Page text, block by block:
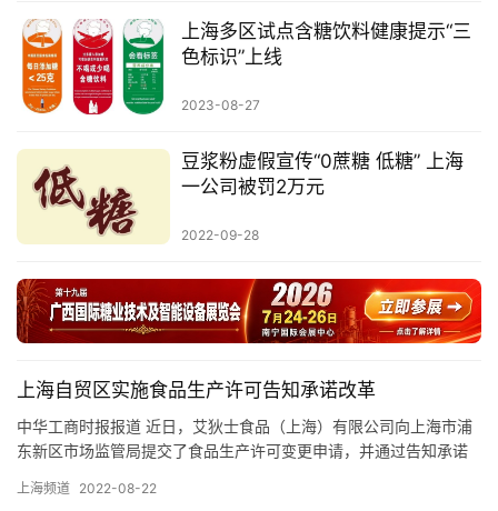
题
地
道
产
业
链
产
销
运
上海多区试点含糖饮料健康提示“三
色标识”上线
2023-08-27
豆浆粉虚假宣传“0蔗糖 低糖” 上海
一公司被罚2万元
2022-09-28
上海自贸区实施食品生产许可告知承诺改革
中华工商时报报道 近日，艾狄士食品（上海）有限公司向上海市浦
东新区市场监管局提交了食品生产许可变更申请，并通过告知承诺
贸易…
上海频道 2022-08-22